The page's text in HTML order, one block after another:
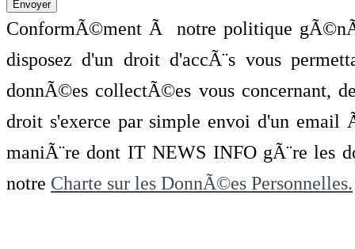
ConformÃ©ment Ã notre politique
disposez d'un droit d'accÃ¨s vous
donnÃ©es collectÃ©es vous concernant,
droit s'exerce par simple envoi d'un
maniÃ¨re dont IT NEWS INFO gÃ¨re les
notre Charte sur les DonnÃ©es Personnelles.